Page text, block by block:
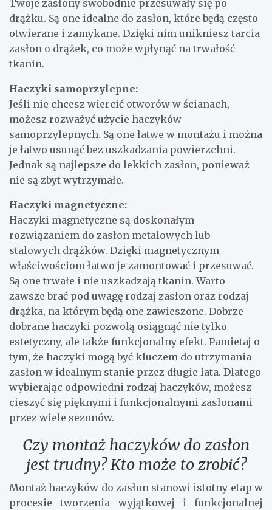
Twoje zasłony swobodnie przesuwały się po
drążku. Są one idealne do zasłon, które będą często
otwierane i zamykane. Dzięki nim unikniesz tarcia
zasłon o drążek, co może wpłynąć na trwałość
tkanin.
Haczyki samoprzylepne:
Jeśli nie chcesz wiercić otworów w ścianach,
możesz rozważyć użycie haczyków
samoprzylepnych. Są one łatwe w montażu i można
je łatwo usunąć bez uszkadzania powierzchni.
Jednak są najlepsze do lekkich zasłon, ponieważ
nie są zbyt wytrzymałe.
Haczyki magnetyczne:
Haczyki magnetyczne są doskonałym
rozwiązaniem do zasłon metalowych lub
stalowych drążków. Dzięki magnetycznym
właściwościom łatwo je zamontować i przesuwać.
Są one trwałe i nie uszkadzają tkanin. Warto
zawsze brać pod uwagę rodzaj zasłon oraz rodzaj
drążka, na którym będą one zawieszone. Dobrze
dobrane haczyki pozwolą osiągnąć nie tylko
estetyczny, ale także funkcjonalny efekt. Pamietaj o
tym, że haczyki mogą być kluczem do utrzymania
zasłon w idealnym stanie przez długie lata. Dlatego
wybierając odpowiedni rodzaj haczyków, możesz
cieszyć się pięknymi i funkcjonalnymi zasłonami
przez wiele sezonów.
Czy montaż haczyków do zasłon
jest trudny? Kto może to zrobić?
Montaż haczyków do zasłon stanowi istotny etap w
procesie tworzenia wyjątkowej i funkcjonalnej